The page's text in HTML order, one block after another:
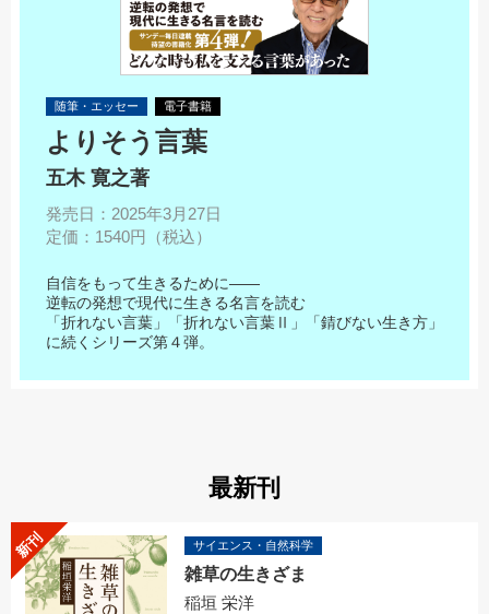
随筆・エッセー 電子書籍
よりそう言葉
五木 寛之著
発売日：2025年3月27日
定価：1540円（税込）
自信をもって生きるために――
逆転の発想で現代に生きる名言を読む
「折れない言葉」「折れない言葉Ⅱ」「錆びない生き方」
に続くシリーズ第４弾。
最新刊
新刊 サイエンス・自然科学
雑草の生きざま
稲垣 栄洋